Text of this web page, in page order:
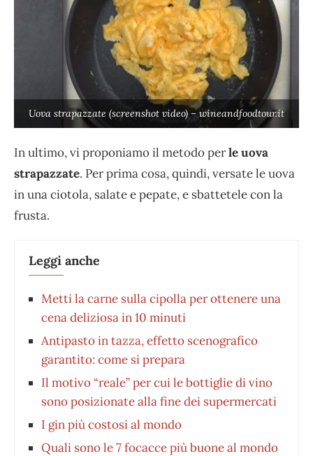
Uova strapazzate (screenshot video) – wineandfoodtour.it
In ultimo, vi proponiamo il metodo perle uova
strapazzate. Per prima cosa, quindi, versate le uova
in una ciotola, salate e pepate, e sbattetele con la
frusta.
Leggi anche
Metti la carne sulla cipolla per ottenere una
cena deliziosa in 10 minuti
Antipasto in tazza, effetto scenografico
garantito: come si prepara
Il motivo “reale” per cui le bottiglie di vino
sono posizionate alla fine dei supermercati
I gin più costosi al mondo
Quali sono le 7 focacce più buone al mondo